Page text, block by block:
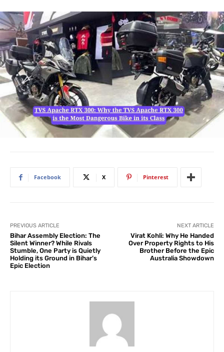
Facebook X Pinterest
PREVIOUS ARTICLE
Bihar Assembly Election: The
Silent Winner? While Rivals
Stumble, One Party is Quietly
Holding its Ground in Bihar’s
Epic Election
NEXT ARTICLE
Virat Kohli: Why He Handed
Over Property Rights to His
Brother Before the Epic
Australia Showdown